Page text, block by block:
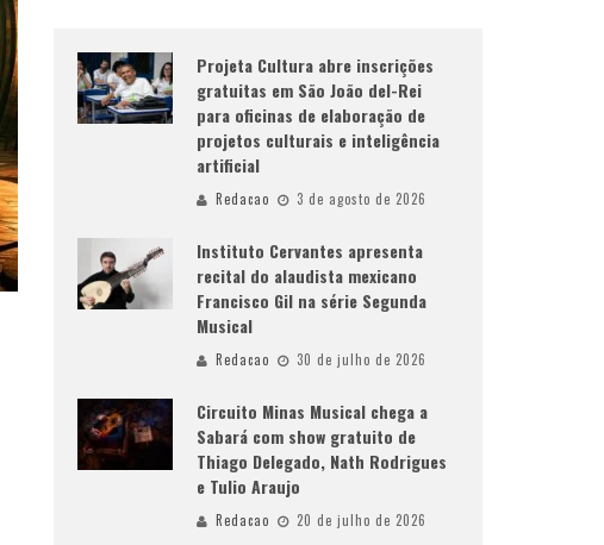
Projeta Cultura abre inscrições
gratuitas em São João del-Rei
para oficinas de elaboração de
projetos culturais e inteligência
artificial
Redacao 3 de agosto de 2026
Instituto Cervantes apresenta
recital do alaudista mexicano
Francisco Gil na série Segunda
Musical
Redacao 30 de julho de 2026
Circuito Minas Musical chega a
Sabará com show gratuito de
Thiago Delegado, Nath Rodrigues
e Tulio Araujo
Redacao 20 de julho de 2026